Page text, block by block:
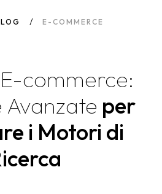
E-COMMERCE
E-commerce:
Avanzate per
i Motori di